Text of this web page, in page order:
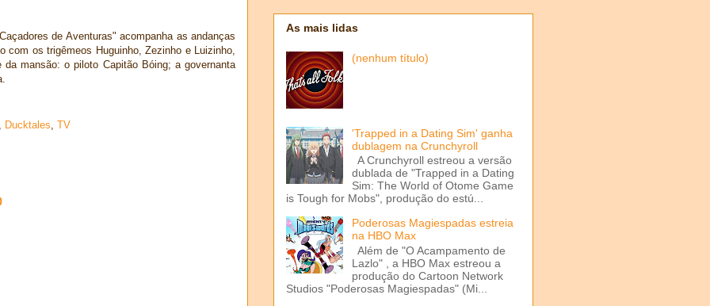
de Aventuras" acompanha as andanças
com os trigêmeos Huguinho, Zezinho e Luizinho,
mansão: o piloto Capitão Bóing; a governanta
, Ducktales, TV
As mais lidas
(nenhum título)
'Trapped in a Dating Sim' ganha
dublagem na Crunchyroll
A Crunchyroll estreou a versão
dublada de "Trapped in a Dating
Sim: The World of Otome Game
is Tough for Mobs", produção do estú...
Poderosas Magiespadas estreia
na HBO Max
Além de "O Acampamento de
Lazlo" , a HBO Max estreou a
produção do Cartoon Network
Studios "Poderosas Magiespadas" (Mi...